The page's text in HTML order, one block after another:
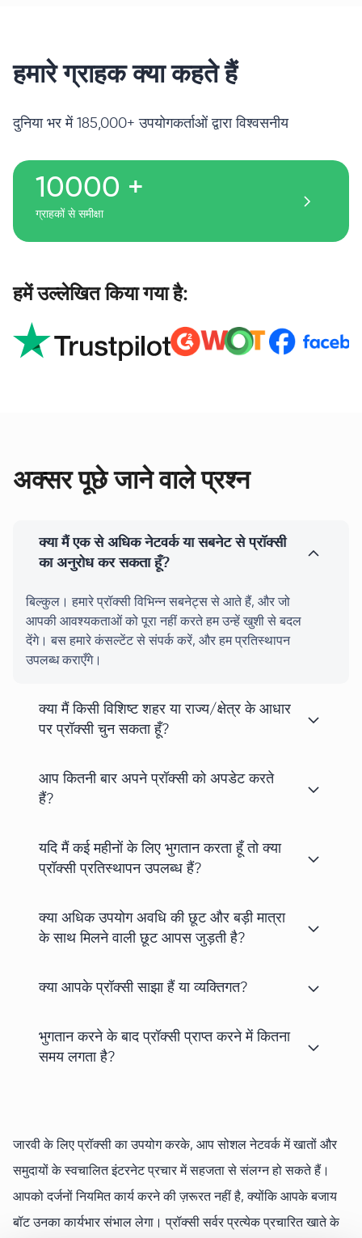
हमारे ग्राहक क्या कहते हैं
दुनिया भर में 185,000+ उपयोगकर्ताओं द्वारा विश्वसनीय
10000 +
ग्राहकों से समीक्षा
हमें उल्लेखित किया गया है:
अक्सर पूछे जाने वाले प्रश्न
क्या मैं एक से अधिक नेटवर्क या सबनेट से प्रॉक्सी
का अनुरोध कर सकता हूँ?
बिल्कुल। हमारे प्रॉक्सी विभिन्न सबनेट्स से आते हैं, और जो
आपकी आवश्यकताओं को पूरा नहीं करते हम उन्हें खुशी से बदल
देंगे। बस हमारे कंसल्टेंट से संपर्क करें, और हम प्रतिस्थापन
उपलब्ध कराएँगे।
क्या मैं किसी विशिष्ट शहर या राज्य/क्षेत्र के आधार
पर प्रॉक्सी चुन सकता हूँ?
आप कितनी बार अपने प्रॉक्सी को अपडेट करते
हैं?
यदि मैं कई महीनों के लिए भुगतान करता हूँ तो क्या
प्रॉक्सी प्रतिस्थापन उपलब्ध हैं?
क्या अधिक उपयोग अवधि की छूट और बड़ी मात्रा
के साथ मिलने वाली छूट आपस जुड़ती है?
क्या आपके प्रॉक्सी साझा हैं या व्यक्तिगत?
भुगतान करने के बाद प्रॉक्सी प्राप्त करने में कितना
समय लगता है?
जारवी के लिए प्रॉक्सी का उपयोग करके, आप सोशल नेटवर्क में खातों और
समुदायों के स्वचालित इंटरनेट प्रचार में सहजता से संलग्न हो सकते हैं।
आपको दर्जनों नियमित कार्य करने की ज़रूरत नहीं है, क्योंकि आपके बजाय
बॉट उनका कार्यभार संभाल लेगा। प्रॉक्सी सर्वर प्रत्येक प्रचारित खाते के